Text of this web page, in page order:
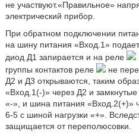
не участвуют.«Правильное»
электрический прибор.
При обратном подключении
на шину питания «Вход.1»
диод Д1 запирается и на реле
группы контактов реле
не
Д2 и Д3 открываются, таким
«Вход.1(-)» через Д2 и
«-», и шина питания «Вход.2(+)»
6-5 с шиной нагрузки «+».
защищается от переполюсовки.